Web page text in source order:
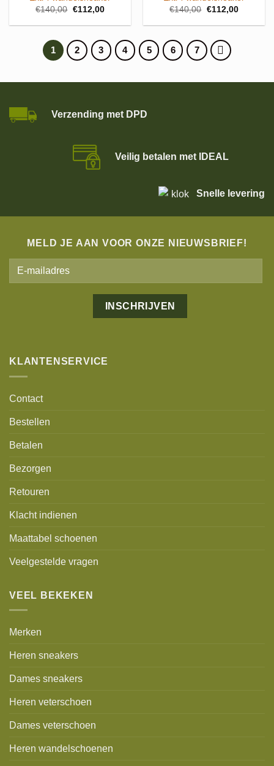
€140,00 Oorspronkelijke
was:
€112,00Huidige
is:
€140,00 Oorspronkelijke
was:
€112,00Huidige
is:
1 2 3 4 5 6 7
Verzending met DPD
Veilig betalen met IDEAL
Snelle levering
MELD JE AAN VOOR ONZE NIEUWSBRIEF!
KLANTENSERVICE
Contact
Bestellen
Betalen
Bezorgen
Retouren
Klacht indienen
Maattabel schoenen
Veelgestelde vragen
VEEL BEKEKEN
Merken
Heren sneakers
Dames sneakers
Heren veterschoen
Dames veterschoen
Heren wandelschoenen